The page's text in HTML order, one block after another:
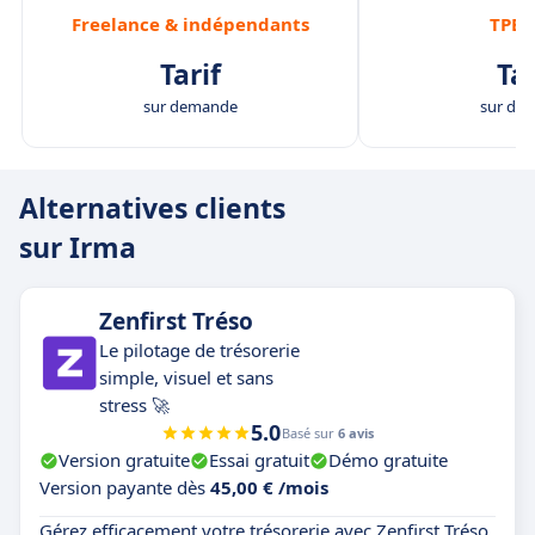
Freelance & indépendants
Tarif
sur demande
TPE/
sur
Alternatives clients
sur Irma
Zenfirst Tréso
Le pilotage de trésorerie
simple, visuel et sans
stress 🚀
5.0Basé sur 6 avis
Version gratuite Essai gratuit
Démo gratuite
Version payante dès 45,00 € /mois